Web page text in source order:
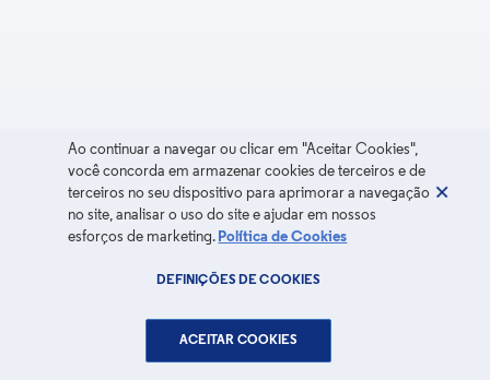
Ao continuar a navegar ou clicar em "Aceitar Cookies",
você concorda em armazenar cookies de terceiros e de
terceiros no seu dispositivo para aprimorar a navegação
no site, analisar o uso do site e ajudar em nossos
esforços de marketing. Política de Cookies
DEFINIÇÕES DE COOKIES
ACEITAR COOKIES